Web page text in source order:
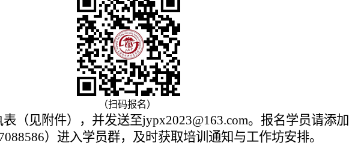
（扫码报名）
表（见附件）， 并发送至jypx2023@163.com。报名学员请添加
）进入学员群，及时获取培训通知与工作坊安排。